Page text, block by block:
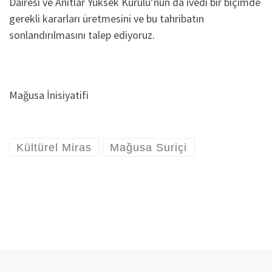
gerekli kararları üretmesini ve bu tahribatın
sonlandırılmasını talep ediyoruz.
Mağusa İnisiyatifi
Kültürel Miras Mağusa Suriçi